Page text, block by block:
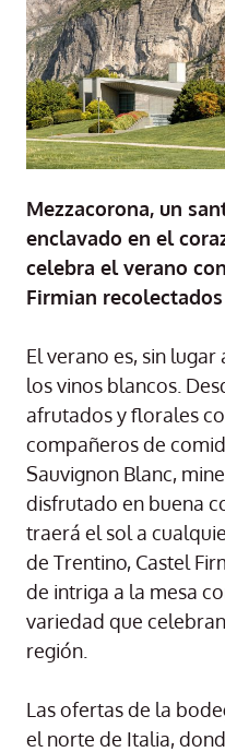
Mezzacorona, un
enclavado en el
celebra el verano
Firmian
El verano es, sin
los vinos blancos.
afrutados y florales
compañeros de
Sauvignon Blanc,
disfrutado en buena
traerá el sol a
de Trentino, Castel
de intriga a la mesa
variedad que
región.
Las ofertas de la
el norte de Italia,